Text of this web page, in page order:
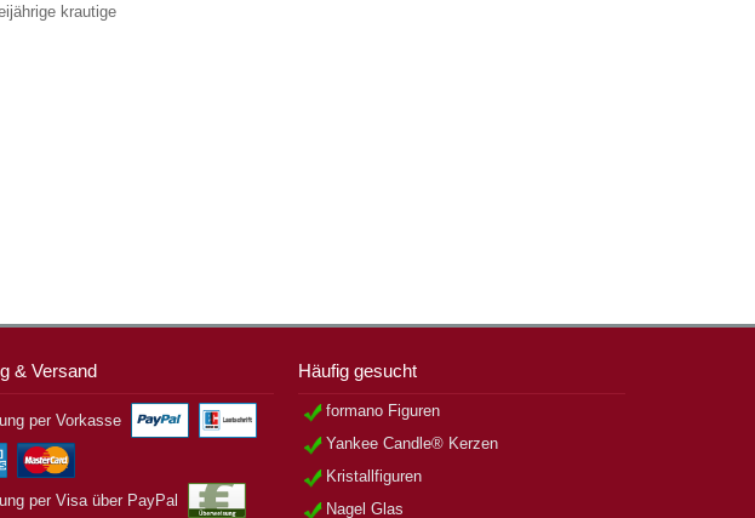
krautige
& Versand Häufig gesucht
formano Figuren
Yankee Candle® Kerzen
Kristallfiguren
Nagel Glas